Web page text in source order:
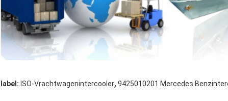
label: ISO-Vrachtwagenintercooler, 9425010201 Mercedes